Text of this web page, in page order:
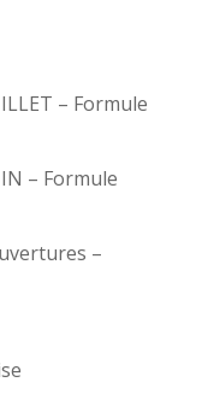
– Formule
– Formule
–